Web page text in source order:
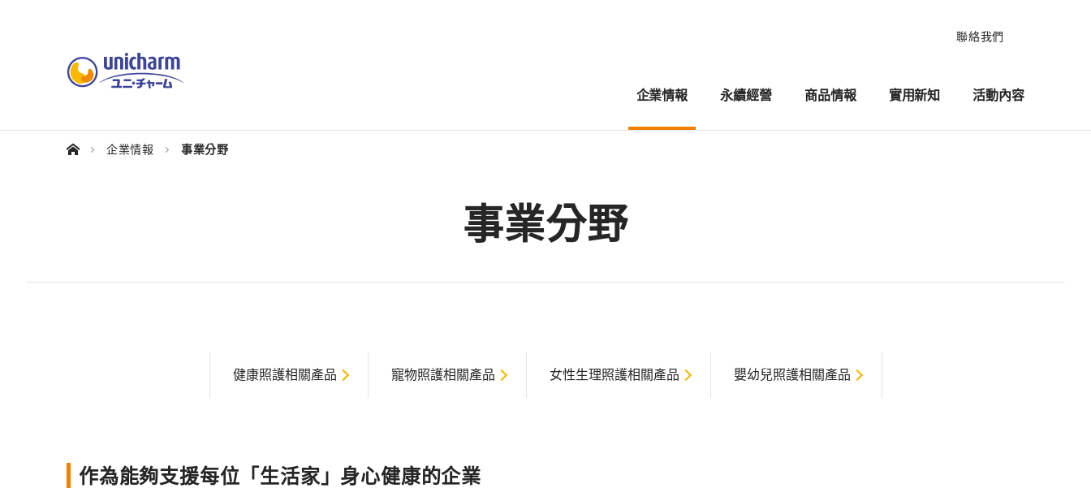
聯絡我們
企業情報 永續經營 商品情報 實用新知 活動內容
企業情報 事業分野
事業分野
健康照護相關產品 寵物照護相關產品 女性生理照護相關產品 嬰幼兒照護相關產品
作為能夠支援每位「生活家」身心健康的企業